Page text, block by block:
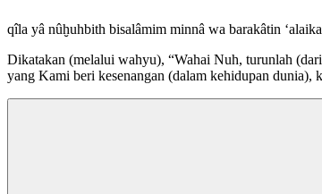
qîla yâ nûḫuhbith bisalâmim minnâ wa barakâtin
Dikatakan (melalui wahyu), “Wahai Nuh, turunlah
yang Kami beri kesenangan (dalam kehidupan dunia),